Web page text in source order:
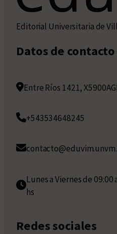
Editorial Universitaria de
Datos de contacto
Entre Ríos 1421,
+543534648245
Lunes a Viernes de 09:00
hs
Redes sociales